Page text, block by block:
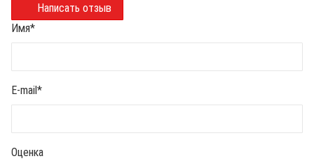
Написать отзыв
Имя*
E-mail*
Оценка